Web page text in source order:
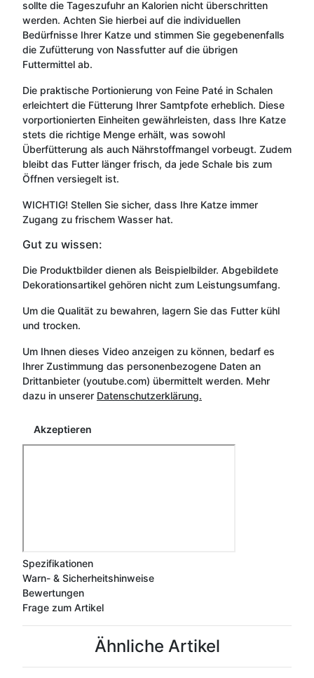
sollte die Tageszufuhr an Kalorien nicht überschritten
werden. Achten Sie hierbei auf die individuellen
Bedürfnisse Ihrer Katze und stimmen Sie gegebenenfalls
die Zufütterung von Nassfutter auf die übrigen
Futtermittel ab.
Die praktische Portionierung von Feine Paté in Schalen
erleichtert die Fütterung Ihrer Samtpfote erheblich. Diese
vorportionierten Einheiten gewährleisten, dass Ihre Katze
stets die richtige Menge erhält, was sowohl
Überfütterung als auch Nährstoffmangel vorbeugt. Zudem
bleibt das Futter länger frisch, da jede Schale bis zum
Öffnen versiegelt ist.
WICHTIG! Stellen Sie sicher, dass Ihre Katze immer
Zugang zu frischem Wasser hat.
Gut zu wissen:
Die Produktbilder dienen als Beispielbilder. Abgebildete
Dekorationsartikel gehören nicht zum Leistungsumfang.
Um die Qualität zu bewahren, lagern Sie das Futter kühl
und trocken.
Um Ihnen dieses Video anzeigen zu können, bedarf es
Ihrer Zustimmung das personenbezogene Daten an
Drittanbieter (youtube.com) übermittelt werden. Mehr
dazu in unserer Datenschutzerklärung.
Akzeptieren
Spezifikationen
Warn- & Sicherheitshinweise
Bewertungen
Frage zum Artikel
Ähnliche Artikel